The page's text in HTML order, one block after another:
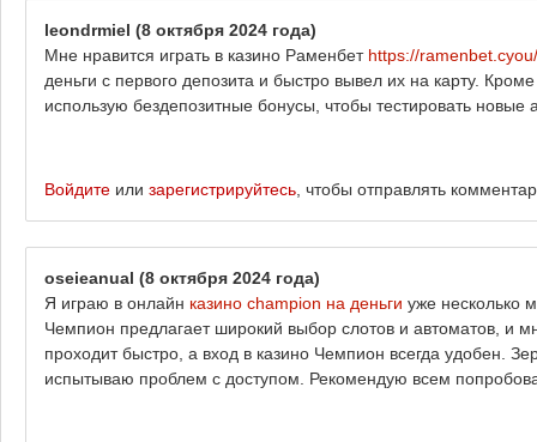
leondrmiel (8 октября 2024 года)
Мне нравится играть в казино Раменбет https://ramenbet.cyou/
деньги с первого депозита и быстро вывел их на карту.
использую бездепозитные бонусы, чтобы тестировать
Войдите или зарегистрируйтесь , чтобы отправлять
oseieanual (8 октября 2024 года)
Я играю в онлайн казино champion на деньги уже несколько
Чемпион предлагает широкий выбор слотов и автоматов, и
проходит быстро, а вход в казино Чемпион всегда удобен.
испытываю проблем с доступом. Рекомендую всем